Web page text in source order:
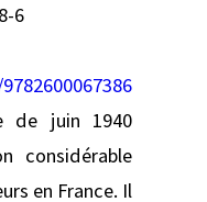
6
de juin 1940
considérable
en France. Il